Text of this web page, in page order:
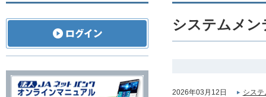
システムメ
2026年03月12日 シス